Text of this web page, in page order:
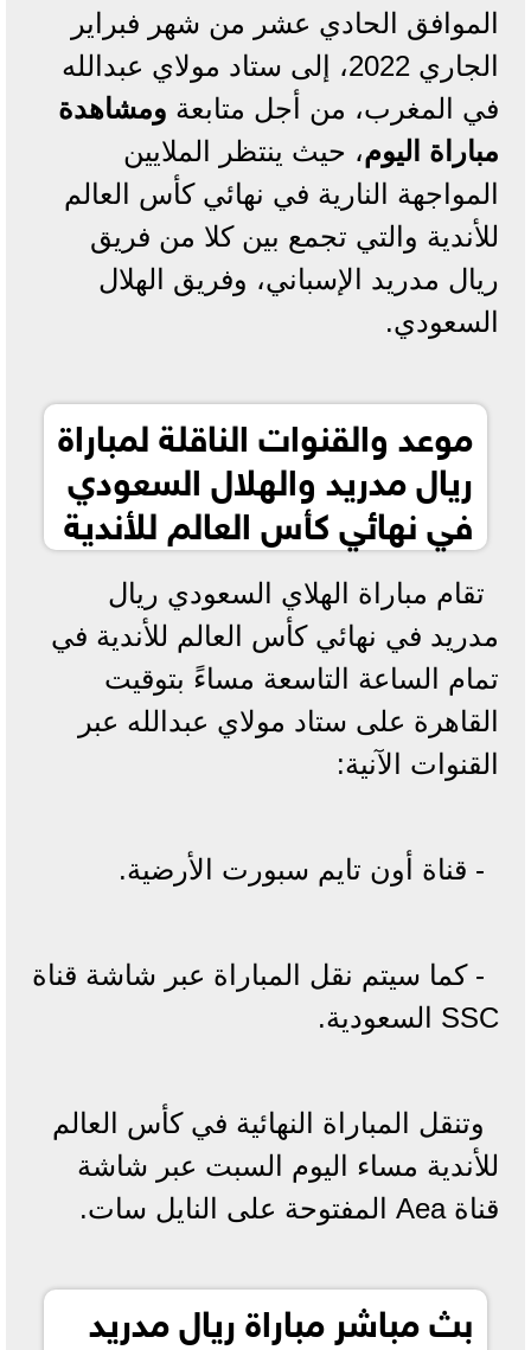
الموافق الحادي عشر من شهر فبراير
الجاري 2022، إلى ستاد مولاي عبدالله
في المغرب، من أجل متابعة ومشاهدة
مباراة اليوم، حيث ينتظر الملايين
المواجهة النارية في نهائي كأس العالم
للأندية والتي تجمع بين كلا من فريق
ريال مدريد الإسباني، وفريق الهلال
السعودي.
موعد والقنوات الناقلة لمباراة
ريال مدريد والهلال السعودي
في نهائي كأس العالم للأندية
تقام مباراة الهلاي السعودي ريال
مدريد في نهائي كأس العالم للأندية في
تمام الساعة التاسعة مساءً بتوقيت
القاهرة على ستاد مولاي عبدالله عبر
القنوات الآنية:
- قناة أون تايم سبورت الأرضية.
- كما سيتم نقل المباراة عبر شاشة قناة
SSC السعودية.
وتنقل المباراة النهائية في كأس العالم
للأندية مساء اليوم السبت عبر شاشة
قناة Aea المفتوحة على النايل سات.
بث مباشر مباراة ريال مدريد